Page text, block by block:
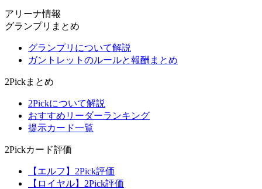
アリーナ情報
グランプリまとめ
グランプリについて解説
ガントレットのルールと報酬まとめ
2Pickまとめ
2Pickについて解説
おすすめリーダーランキング
提示カード一覧
2Pickカード評価
【エルフ】2Pick評価
【ロイヤル】2Pick評価